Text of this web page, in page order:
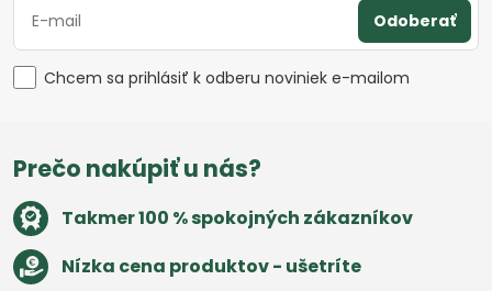
Odoberať
Chcem sa prihlásiť k odberu noviniek e-mailom
Prečo nakúpiť u nás?
Takmer 100 % spokojných zákazníkov
Nízka cena produktov - ušetríte